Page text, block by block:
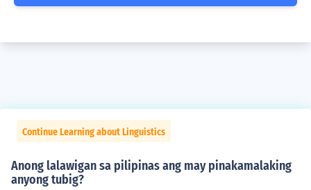
Continue Learning about Linguistics
Anong lalawigan sa pilipinas ang may pinakamalaking
anyong tubig?